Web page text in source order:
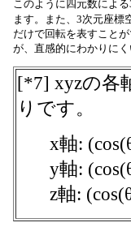
このように四元数によ
ます。また、3次元座標
だけで回転を表すこと
が、直感的にわかりにく
[*7] xyzの各
りです。
x軸:
y軸:
z軸: